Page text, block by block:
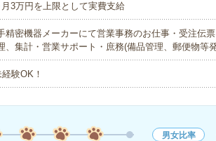
月3万円を上限として実費支給
精密機器メーカーにて営業事務のお仕事・受注伝
、集計・営業サポート・庶務(備品管理、郵便物等
験OK！
男女比率